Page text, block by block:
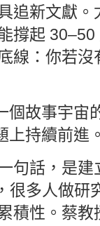
追新文獻
起 30–50
：你若沒
個故事宇宙
上持續前進
句話，是
很多人做研
積性。蔡